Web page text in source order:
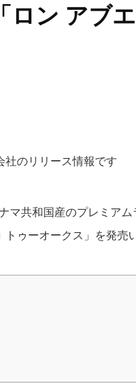
ロン アブ
社のリリース情報です
マ共和国産のプレミア
ゥーオークス」を発売